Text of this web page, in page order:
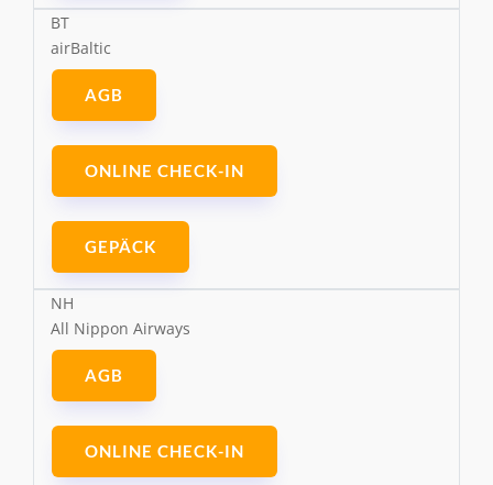
BT
airBaltic
AGB
ONLINE CHECK-IN
GEPÄCK
NH
All Nippon Airways
AGB
ONLINE CHECK-IN